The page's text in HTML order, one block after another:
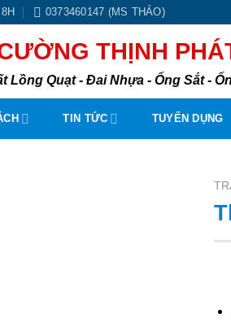
8H 0373460147 (MS THẢO)
THỊNH
Lồng Quạt - Đai Nhựa - Ống Sắt -
TIN TỨC TUYỂN DỤNG